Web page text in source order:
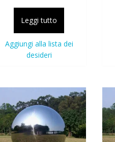
Leggi tutto
Aggiungi alla lista dei
desideri